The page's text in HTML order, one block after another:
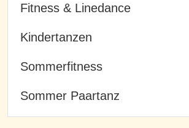
Fitness & Linedance
Kindertanzen
Sommerfitness
Sommer Paartanz